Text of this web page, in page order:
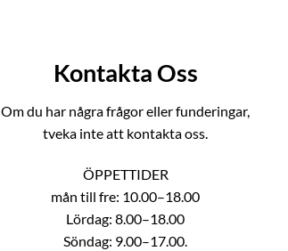
Kontakta Oss
Om du har några frågor eller funderingar,
tveka inte att kontakta oss.
ÖPPETTIDER
mån till fre: 10.00–18.00
Lördag: 8.00–18.00
Söndag: 9.00–17.00.